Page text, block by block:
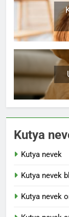
Kutya
Kutya nevek
Kutya nevek
Kutya nevek